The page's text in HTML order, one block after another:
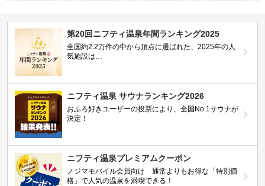
第20回ニフティ温泉年間ランキング2025
全国約2.2万件の中から頂点に選ばれた、2025年の人
気施設は…
ニフティ温泉 サウナランキング2026
おふろ好きユーザーの投票により、全国No.1サウナが
決定！
ニフティ温泉プレミアムクーポン
ノジマモバイル会員向け 通常よりもお得な「特別価
格」で人気の温泉を満喫できる！